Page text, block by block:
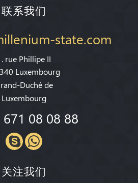
联系我们
state.com
rue Phillipe II
Luxembourg
Duché de
Luxembourg
08 08 88
关注我们